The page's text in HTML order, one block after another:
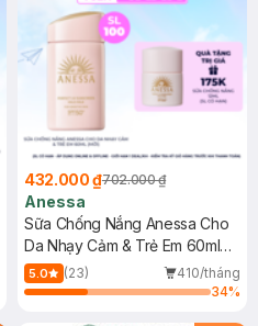
432.000 ₫702.000 ₫
Anessa
Sữa Chống Nắng Anessa Cho
Da Nhạy Cảm & Trẻ Em 60ml
(Mới)
5.0 (23)
410/tháng
34%